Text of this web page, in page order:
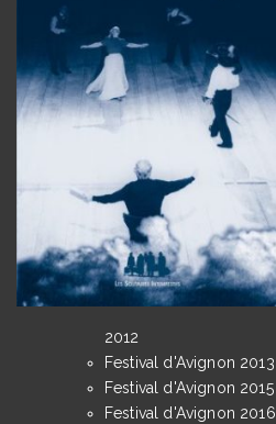
2012
Festival d'Avignon 2013
Festival d'Avignon 2015
Festival d'Avignon 2016